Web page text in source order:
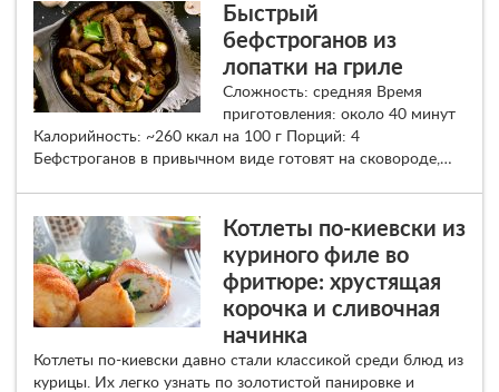
Быстрый
бефстроганов из
лопатки на гриле
Сложность: средняя Время
приготовления: около 40 минут
Калорийность: ~260 ккал на 100 г Порций: 4
Бефстроганов в привычном виде готовят на сковороде,…
Котлеты по-киевски из
куриного филе во
фритюре: хрустящая
корочка и сливочная
начинка
Котлеты по-киевски давно стали классикой среди блюд из
курицы. Их легко узнать по золотистой панировке и